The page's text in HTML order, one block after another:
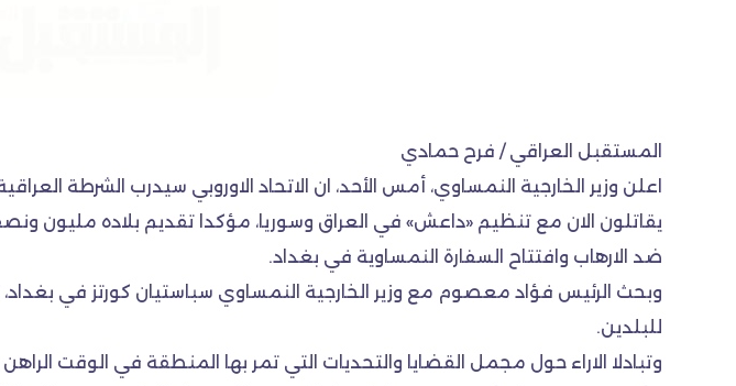
المستقبل العراقي / فرح حمادي
يقاتلون الان مع تنظيم «داعش» في العراق وسوريا، مؤكدا تقديم بلاده مليون
ضد الارهاب وافتتاح السفارة النمساوية في بغداد.
وبحث الرئيس فؤاد معصوم مع وزير الخارجية النمساوي سباستيان كورتز في
للبلدين.
وتبادلا الاراء حول مجمل القضايا والتحديات التي تمر بها المنطقة في الوقت